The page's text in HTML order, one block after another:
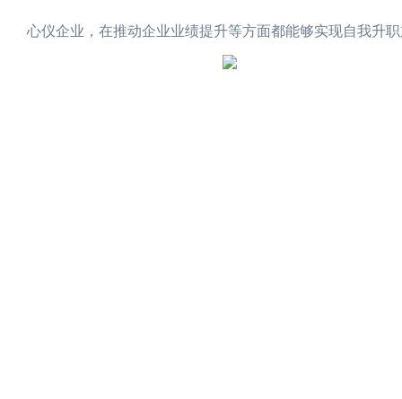
心仪企业，在推动企业业绩提升等方面都能够实现自我升